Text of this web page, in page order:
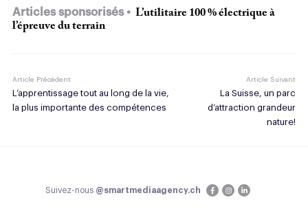
Articles sponsorisés
L’utilitaire 100 % électrique à
l’épreuve du terrain
Article Précédent
L’apprentissage tout au long de la vie,
la plus importante des compétences
Article Suivant
La Suisse, un parc
d’attraction grandeur
nature!
Suivez-nous @smartmediaagency.ch